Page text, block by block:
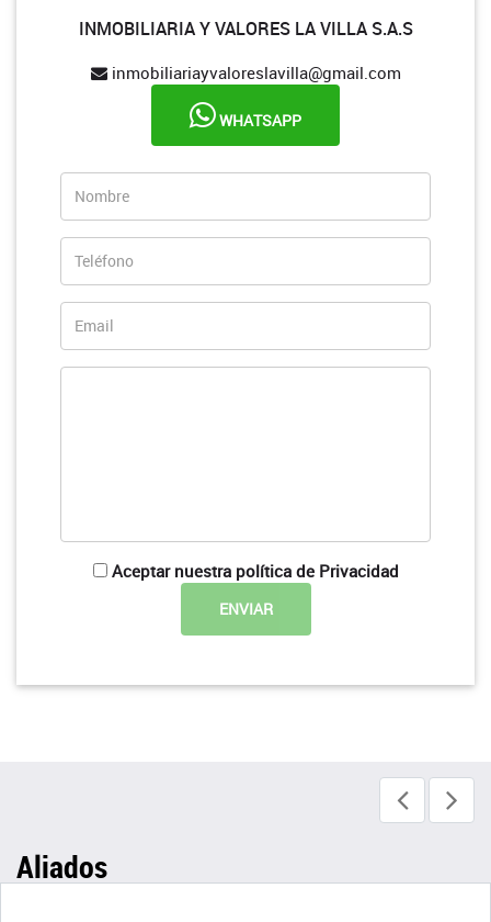
INMOBILIARIA Y VALORES LA VILLA S.A.S
inmobiliariayvaloreslavilla@gmail.com
WHATSAPP
Aceptar nuestra política de Privacidad
Aliados